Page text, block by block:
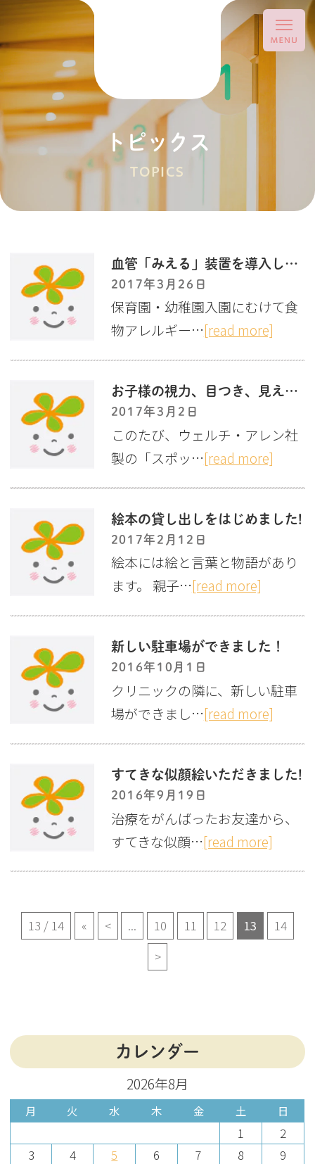
トピックス
TOPICS
血管「みえる」装置を導入しました
2017年3月26日
保育園・幼稚園入園にむけて食
物アレルギー…[read more]
お子様の視力、目つき、見え方が気になる方へ
2017年3月2日
このたび、ウェルチ・アレン社
製の「スポッ…[read more]
絵本の貸し出しをはじめました!
2017年2月12日
絵本には絵と言葉と物語があり
ます。 親子…[read more]
新しい駐車場ができました！
2016年10月1日
クリニックの隣に、新しい駐車
場ができまし…[read more]
すてきな似顔絵いただきました!
2016年9月19日
治療をがんばったお友達から、
すてきな似顔…[read more]
13 / 14 « < ... 10 11 12 13
14
>
カレンダー
2026年8月
月 火 水 木 金 土 日
1
2
3
4 5 6 7 8
9